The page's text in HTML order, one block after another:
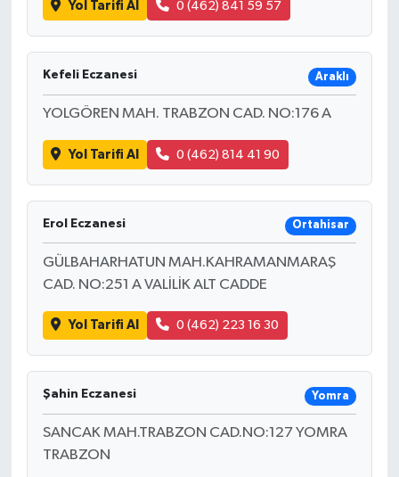
Yol Tarifi Al 0 (462) 841 59 57
Kefeli Eczanesi Araklı
YOLGÖREN MAH. TRABZON CAD. NO:176 A
Yol Tarifi Al 0 (462) 814 41 90
Erol Eczanesi Ortahisar
GÜLBAHARHATUN MAH.KAHRAMANMARAŞ
CAD. NO:251 A VALİLİK ALT CADDE
Yol Tarifi Al 0 (462) 223 16 30
Şahin Eczanesi Yomra
SANCAK MAH.TRABZON CAD.NO:127 YOMRA
TRABZON